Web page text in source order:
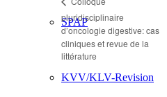
SPAP
KVV/KLV-Revision
pluridisciplinaire
d’oncologie digestive: cas
cliniques et revue de la
littérature